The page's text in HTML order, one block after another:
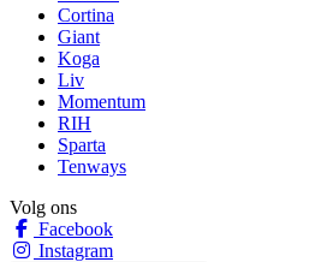
Cortina
Giant
Koga
Liv
Momentum
RIH
Sparta
Tenways
Volg ons
Facebook
Instagram